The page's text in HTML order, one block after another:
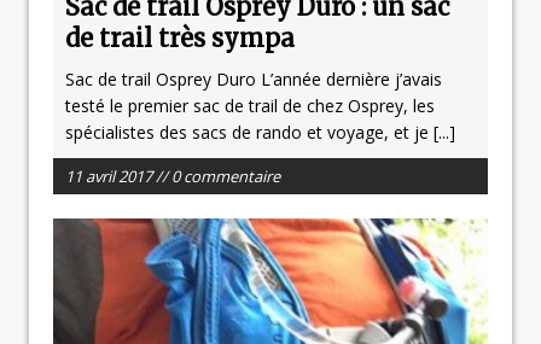
Sac de trail Osprey Duro : un sac
de trail très sympa
Sac de trail Osprey Duro L’année dernière j’avais
testé le premier sac de trail de chez Osprey, les
spécialistes des sacs de rando et voyage, et je [...]
11 avril 2017 // 0 commentaire